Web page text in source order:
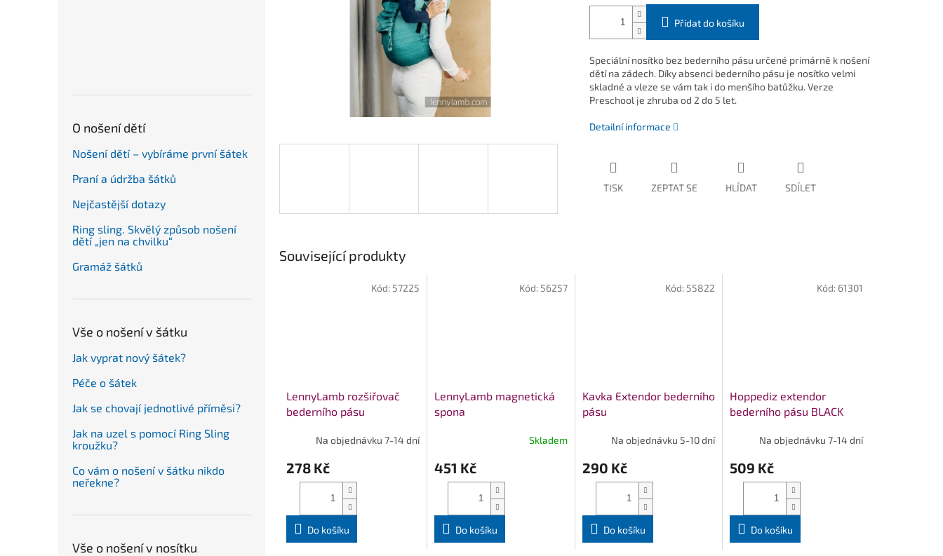
O nošení dětí
Nošení dětí – vybíráme první šátek
Praní a údržba šátků
Nejčastější dotazy
Ring sling. Skvělý způsob nošení
dětí „jen na chvilku“
Gramáž šátků
Vše o nošení v šátku
Jak vyprat nový šátek?
Péče o šátek
Jak se chovají jednotlivé příměsi?
Jak na uzel s pomocí Ring Sling
kroužku?
Co vám o nošení v šátku nikdo
neřekne?
Vše o nošení v nosítku
Přidat do košíku
Speciální nosítko bez bederního pásu určené primárně k nošení
dětí na zádech. Díky absenci bederního pásu je nosítko velmi
skladné a vleze se vám tak i do menšího batůžku. Verze
Preschool je zhruba od 2 do 5 let.
Detailní informace
TISK ZEPTAT SE HLÍDAT SDÍLET
Související produkty
LennyLamb rozšiřovač
bederního pásu
Na objednávku 7-14 dní
278 Kč
Do košíku
Kód: 57225
LennyLamb magnetická
spona
Skladem
451 Kč
Do košíku
Kód: 56257
Kavka Extendor bederního
pásu
Na objednávku 5-10 dní
290 Kč
Do košíku
Kód: 55822
Hoppediz extendor
bederního pásu BLACK
Na objednávku 7-14 dní
509 Kč
Do košíku
Kód: 61301